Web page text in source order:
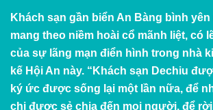
Khách sạn gần biển An Bàng bình
mang theo niềm hoài cổ mãnh liệt, có
của sự lãng mạn điển hình trong nhà
kế Hội An này. “Khách sạn Dechiu
ký ức được sống lại một lần nữa, để
chị được sẻ chia đến mọi người, để